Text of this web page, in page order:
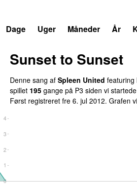
Dage
Uger Måneder År
Sunset to Sunset
Denne sang af Spleen United featuring
spillet 195 gange på P3 siden vi
Først registreret fre 6. jul 2012. Grafen
0
1
2
3
4